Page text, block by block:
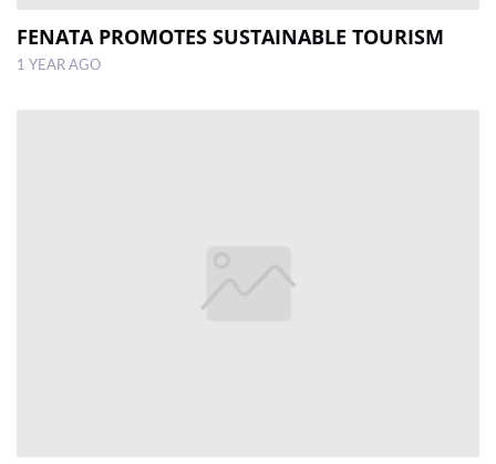
FENATA PROMOTES SUSTAINABLE TOURISM
1 YEAR AGO